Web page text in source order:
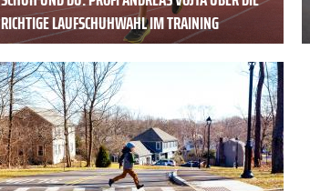
RICHTIGE LAUFSCHUHWAHL IM TRAINING